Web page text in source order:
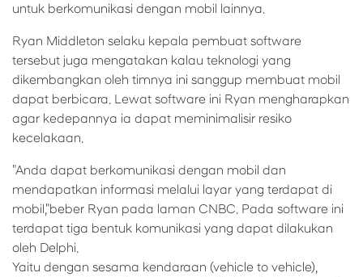
untuk berkomunikasi dengan mobil lainnya.
Ryan Middleton selaku kepala pembuat software
tersebut juga mengatakan kalau teknologi yang
dikembangkan oleh timnya ini sanggup membuat mobil
dapat berbicara. Lewat software ini Ryan mengharapkan
agar kedepannya ia dapat meminimalisir resiko
kecelakaan.
"Anda dapat berkomunikasi dengan mobil dan
mendapatkan informasi melalui layar yang terdapat di
mobil,"beber Ryan pada laman CNBC. Pada software ini
terdapat tiga bentuk komunikasi yang dapat dilakukan
oleh Delphi.
Yaitu dengan sesama kendaraan (vehicle to vehicle),